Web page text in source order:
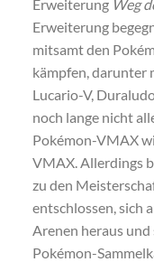
Erweiterung Weg
Erweiterung
mitsamt den
kämpfen, darunter
Lucario-V,
noch lange nicht
Pokémon-VMAX
VMAX. Allerdings
zu den
entschlossen, sich
Arenen heraus
Pokémon-